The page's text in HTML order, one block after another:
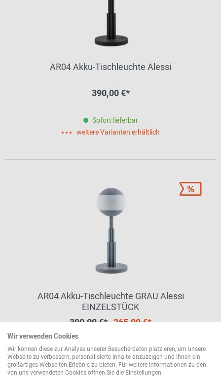
AR04 Akku-Tischleuchte Alessi
390,00 €*
Sofort lieferbar
weitere Varianten erhältlich
AR04 Akku-Tischleuchte GRAU Alessi
EINZELSTÜCK
390,00 €*265,00 €*
Sofort lieferbar
Wir verwenden Cookies
Wir können diese zur Analyse unserer Besucherdaten platzieren, um unsere
Webseite zu verbessern, personalisierte Inhalte anzuzeigen und Ihnen ein
großartiges Webseiten-Erlebnis zu bieten. Für weitere Informationen zu den
von uns verwendeten Cookies öffnen Sie die Einstellungen.